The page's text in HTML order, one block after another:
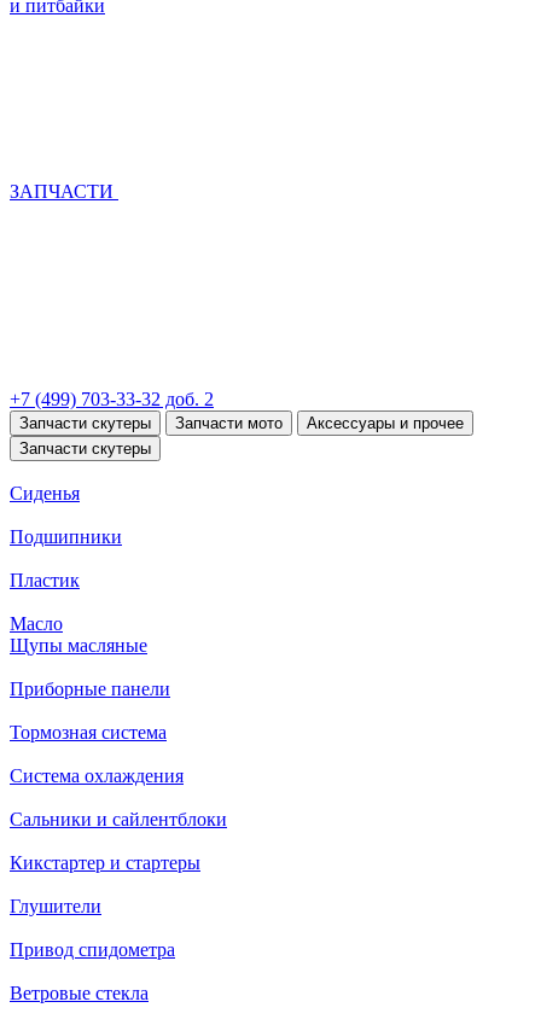
и питбайки
ЗАПЧАСТИ
+7 (499) 703-33-32 доб. 2
Запчасти скутеры Запчасти мото
Аксессуары и прочее
Запчасти скутеры
Сиденья
Подшипники
Пластик
Масло
Щупы масляные
Приборные панели
Тормозная система
Система охлаждения
Сальники и сайлентблоки
Кикстартер и стартеры
Глушители
Привод спидометра
Ветровые стекла